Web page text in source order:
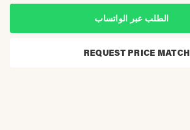
الطلب عبر الواتساب
REQUEST PRICE MATCH